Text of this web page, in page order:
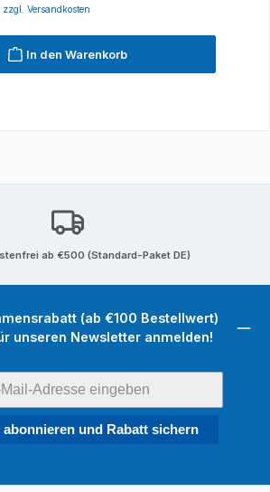
Versandkosten
In den Warenkorb
ab €500 (Standard-Paket DE)
(ab €100 Bestellwert)
unseren Newsletter anmelden!
abonnieren und Rabatt sichern